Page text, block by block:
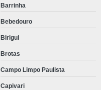
Barrinha
Bebedouro
Birigui
Brotas
Campo Limpo Paulista
Capivari